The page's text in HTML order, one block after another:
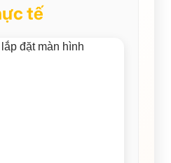
tế